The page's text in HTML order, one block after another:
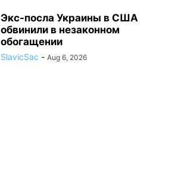
Экс-посла Украины в США
обвинили в незаконном
обогащении
SlavicSac - Aug 6, 2026